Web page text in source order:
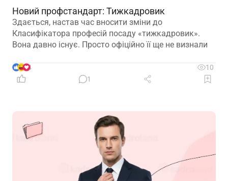
Новий профстандарт: Тижкадровик
Здається, настав час вносити зміни до
Класифікатора професій посаду «тижкадровик».
Вона давно існує. Просто офіційно її ще не визнали
4
10
1